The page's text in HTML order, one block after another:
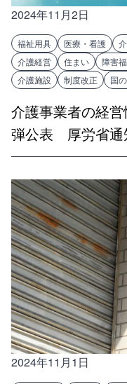
2024年11月2日
福祉用具 医療・看護
介護経営
住まい 障害
介護施設
制度改正 国
介護事業者の経
弾公表 厚労省通
2024年11月1日